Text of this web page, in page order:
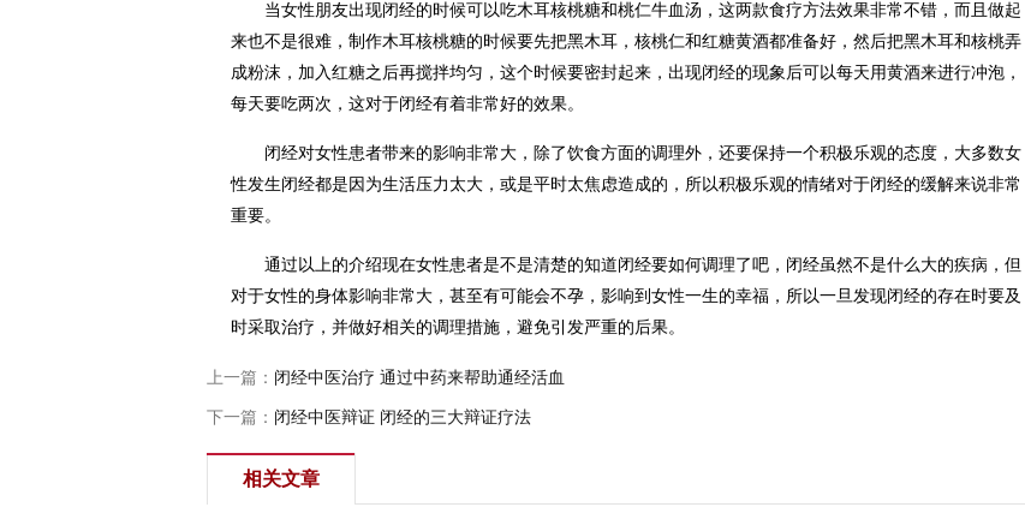
当女性朋友出现闭经的时候可以吃木耳核桃糖和桃仁牛血汤，这两款食疗方法效果非常不错，而且做起
来也不是很难，制作木耳核桃糖的时候要先把黑木耳，核桃仁和红糖黄酒都准备好，然后把黑木耳和核桃弄
成粉沫，加入红糖之后再搅拌均匀，这个时候要密封起来，出现闭经的现象后可以每天用黄酒来进行冲泡，
每天要吃两次，这对于闭经有着非常好的效果。
闭经对女性患者带来的影响非常大，除了饮食方面的调理外，还要保持一个积极乐观的态度，大多数女
性发生闭经都是因为生活压力太大，或是平时太焦虑造成的，所以积极乐观的情绪对于闭经的缓解来说非常
重要。
通过以上的介绍现在女性患者是不是清楚的知道闭经要如何调理了吧，闭经虽然不是什么大的疾病，但
对于女性的身体影响非常大，甚至有可能会不孕，影响到女性一生的幸福，所以一旦发现闭经的存在时要及
时采取治疗，并做好相关的调理措施，避免引发严重的后果。
上一篇： 闭经中医治疗 通过中药来帮助通经活血
下一篇： 闭经中医辩证 闭经的三大辩证疗法
相关文章